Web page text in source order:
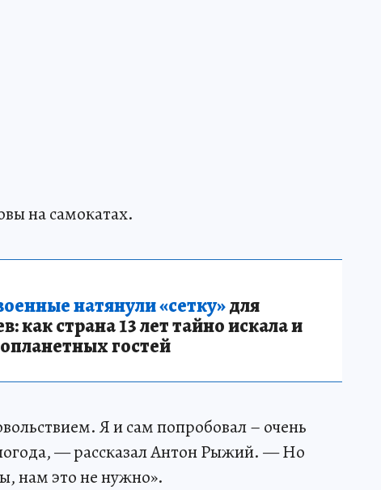
на самокатах.
натянули «сетку»для
как страна 13 лет тайно искала и
гостей
Я и сам попробовал – очень
— рассказал Антон Рыжий. — Но
нам это не нужно».